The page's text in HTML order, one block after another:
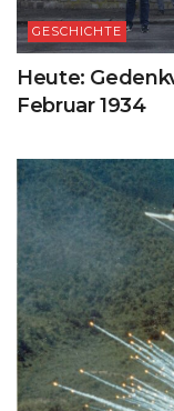
GESCHICHTE
Heute:
Februar 1934